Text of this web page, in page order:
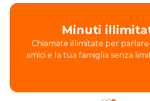
Minuti
Chiamate illimitate per
amici e la tua famiglia senza